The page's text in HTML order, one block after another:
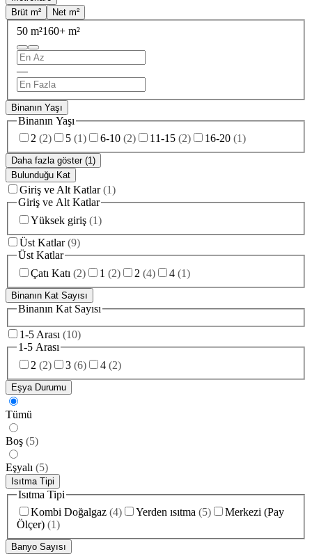
Brüt m²
Net m²
50 m²160+ m²
—
Binanın Yaşı
Binanın Yaşı
2 (2) 5 (1) 6-10 (2) 11-15 (2) 16-20 (1)
Daha fazla göster (1)
Bulunduğu Kat
Giriş ve Alt Katlar (1)
Giriş ve Alt Katlar
Yüksek giriş (1)
Üst Katlar (9)
Üst Katlar
Çatı Katı (2) 1 (2) 2 (4) 4 (1)
Binanın Kat Sayısı
Binanın Kat Sayısı
1-5 Arası (10)
1-5 Arası
2 (2) 3 (6) 4 (2)
Eşya Durumu
Tümü
Boş (5)
Eşyalı (5)
Isıtma Tipi
Isıtma Tipi
Kombi Doğalgaz (4) Yerden ısıtma (5)
Merkezi (Pay
Ölçer) (1)
Banyo Sayısı